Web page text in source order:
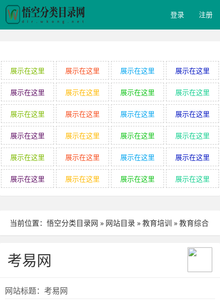
登录 注册
展示在这里 展示在这里 展示在这里 展示在这里
展示在这里 展示在这里 展示在这里 展示在这里
展示在这里 展示在这里 展示在这里 展示在这里
展示在这里 展示在这里 展示在这里 展示在这里
展示在这里 展示在这里 展示在这里 展示在这里
展示在这里 展示在这里 展示在这里 展示在这里
当前位置： 悟空分类目录网 » 网站目录 » 教育培训 » 教育综合
考易网
网站标题：考易网